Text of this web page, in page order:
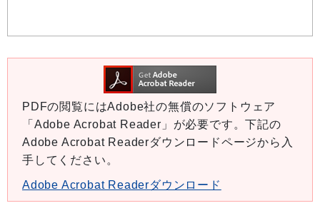
PDFの閲覧にはAdobe社の無償のソフトウェア
「Adobe Acrobat Reader」が必要です。下記の
Adobe Acrobat Readerダウンロードページから入
手してください。
Adobe Acrobat Readerダウンロード